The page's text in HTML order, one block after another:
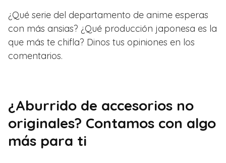
¿Qué serie del departamento de anime esperas
con más ansias? ¿Qué producción japonesa es la
que más te chifla? Dinos tus opiniones en los
comentarios.
¿Aburrido de accesorios no
originales? Contamos con algo
más para ti